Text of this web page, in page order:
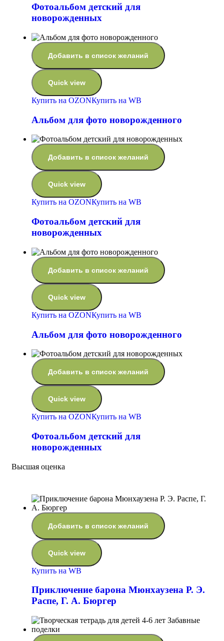
Фотоальбом детский для
новорожденных
Добавить в список желаний
Quick view
Купить на OZONКупить на WB
Альбом для фото новорожденного
Добавить в список желаний
Quick view
Купить на OZONКупить на WB
Фотоальбом детский для
новорожденных
Добавить в список желаний
Quick view
Купить на OZONКупить на WB
Альбом для фото новорожденного
Добавить в список желаний
Quick view
Купить на OZONКупить на WB
Фотоальбом детский для
новорожденных
Высшая оценка
Добавить в список желаний
Quick view
Купить на WB
Приключение барона Мюнхаузена Р. Э.
Распе, Г. А. Бюргер